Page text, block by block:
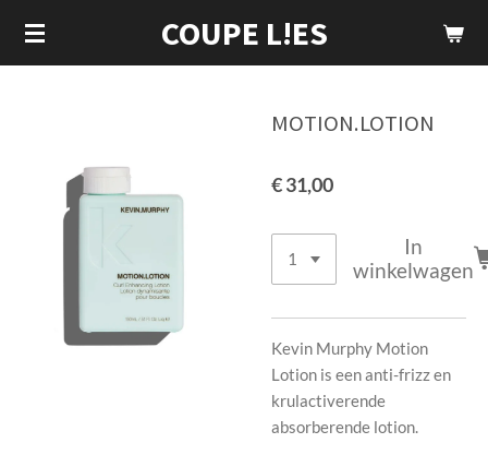
Ga
direct
COUPE L!ES
MOTION.LOTION
€ 31,00
In
winkelwagen
Kevin Murphy Motion
Lotion is een anti-frizz en
krulactiverende
absorberende lotion.